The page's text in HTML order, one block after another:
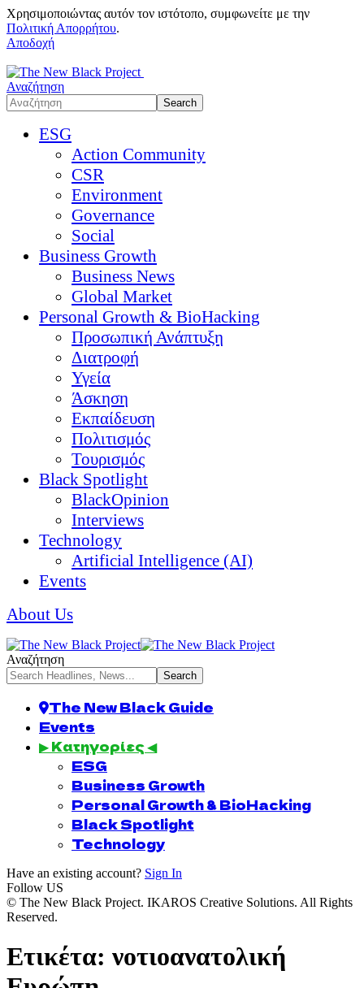
Χρησιμοποιώντας αυτόν τον ιστότοπο, συμφωνείτε με την
Πολιτική Απορρήτου.
Αποδοχή
Αναζήτηση
ESG
Action Community
CSR
Environment
Governance
Social
Business Growth
Business News
Global Market
Personal Growth & BioHacking
Προσωπική Ανάπτυξη
Διατροφή
Υγεία
Άσκηση
Εκπαίδευση
Πολιτισμός
Τουρισμός
Black Spotlight
BlackOpinion
Interviews
Technology
Artificial Intelligence (AI)
Events
About Us
Αναζήτηση
The New Black Guide
Events
▶ Κατηγορίες ◀
ESG
Business Growth
Personal Growth & BioHacking
Black Spotlight
Technology
Have an existing account? Sign In
Follow US
© The New Black Project. IKAROS Creative Solutions. All Rights
Reserved.
Ετικέτα: νοτιοανατολική